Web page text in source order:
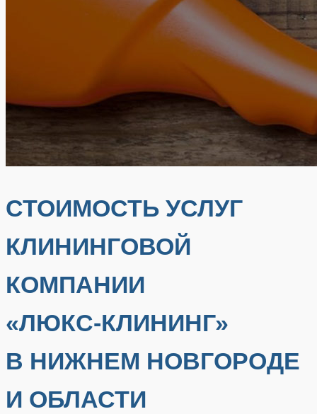
СТОИМОСТЬ УСЛУГ
КЛИНИНГОВОЙ
КОМПАНИИ
«ЛЮКС-КЛИНИНГ»
В НИЖНЕМ НОВГОРОДЕ
И ОБЛАСТИ